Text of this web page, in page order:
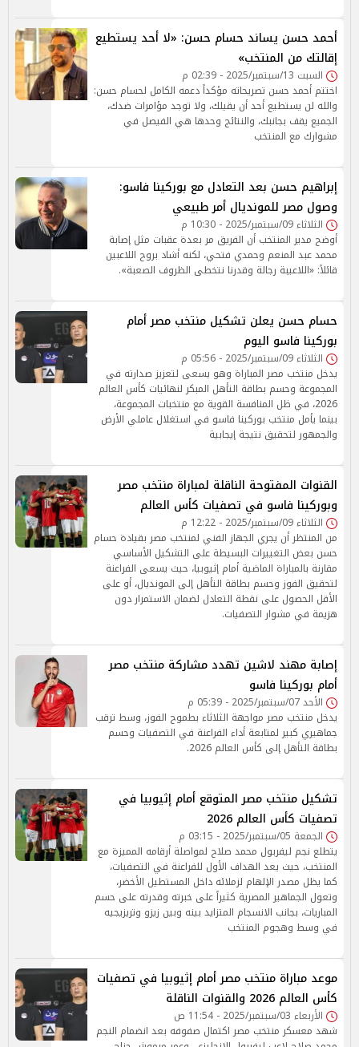
أحمد حسن يساند حسام حسن: «لا أحد يستطيع
إقالتك من المنتخب»
السبت 13/سبتمبر/2025 - 02:39 م
اختتم أحمد حسن تصريحاته مؤكداً دعمه الكامل لحسام حسن:
والله لن يستطيع أحد أن يقيلك، ولا توجد مؤامرات ضدك،
الجميع يقف بجانبك، والنتائج وحدها هي الفيصل في
مشوارك مع المنتخب
إبراهيم حسن بعد التعادل مع بوركينا فاسو:
وصول مصر للمونديال أمر طبيعي
الثلاثاء 09/سبتمبر/2025 - 10:30 م
أوضح مدير المنتخب أن الفريق مر بعدة عقبات مثل إصابة
محمد عبد المنعم وحمدي فتحي، لكنه أشاد بروح اللاعبين
قائلاً: «اللاعيبة رجالة وقدرنا نتخطى الظروف الصعبة».
حسام حسن يعلن تشكيل منتخب مصر أمام
بوركينا فاسو اليوم
الثلاثاء 09/سبتمبر/2025 - 05:56 م
يدخل منتخب مصر المباراة وهو يسعى لتعزيز صدارته في
المجموعة وحسم بطاقة التأهل المبكر لنهائيات كأس العالم
2026، في ظل المنافسة القوية مع منتخبات المجموعة،
بينما يأمل منتخب بوركينا فاسو في استغلال عاملي الأرض
والجمهور لتحقيق نتيجة إيجابية
القنوات المفتوحة الناقلة لمباراة منتخب مصر
وبوركينا فاسو في تصفيات كأس العالم
الثلاثاء 09/سبتمبر/2025 - 12:22 م
من المنتظر أن يجري الجهاز الفني لمنتخب مصر بقيادة حسام
حسن بعض التغييرات البسيطة على التشكيل الأساسي
مقارنة بالمباراة الماضية أمام إثيوبيا، حيث يسعى الفراعنة
لتحقيق الفوز وحسم بطاقة التأهل إلى المونديال، أو على
الأقل الحصول على نقطة التعادل لضمان الاستمرار دون
هزيمة في مشوار التصفيات.
إصابة مهند لاشين تهدد مشاركة منتخب مصر
أمام بوركينا فاسو
الأحد 07/سبتمبر/2025 - 05:39 م
يدخل منتخب مصر مواجهة الثلاثاء بطموح الفوز، وسط ترقب
جماهيري كبير لمتابعة أداء الفراعنة في التصفيات وحسم
بطاقة التأهل إلى كأس العالم 2026.
تشكيل منتخب مصر المتوقع أمام إثيوبيا في
تصفيات كأس العالم 2026
الجمعة 05/سبتمبر/2025 - 03:15 م
يتطلع نجم ليفربول محمد صلاح لمواصلة أرقامه المميزة مع
المنتخب، حيث يعد الهداف الأول للفراعنة في التصفيات،
كما يظل مصدر الإلهام لزملائه داخل المستطيل الأخضر،
وتعول الجماهير المصرية كثيراً على خبرته وقدرته على حسم
المباريات، بجانب الانسجام المتزايد بينه وبين زيزو وتريزيجيه
في وسط وهجوم المنتخب
موعد مباراة منتخب مصر أمام إثيوبيا في تصفيات
كأس العالم 2026 والقنوات الناقلة
الأربعاء 03/سبتمبر/2025 - 11:54 ص
شهد معسكر منتخب مصر اكتمال صفوفه بعد انضمام النجم